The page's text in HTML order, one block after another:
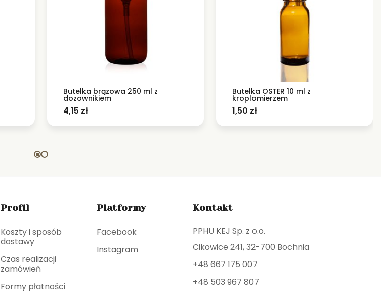
Butelka brązowa 250 ml z
dozownikiem
4,15 zł
Butelka OSTER 10 ml z
kroplomierzem
1,50 zł
Profil
Koszty i sposób
dostawy
Czas realizacji
zamówień
Formy płatności
Platformy
Facebook
Instagram
Kontakt
PPHU KEJ Sp. z o.o.
Cikowice 241, 32-700 Bochnia
+48 667 175 007
+48 503 967 807